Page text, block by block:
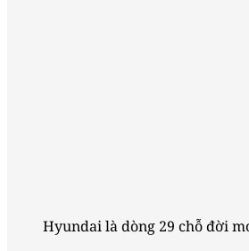
Hyundai là dòng 29 chỗ đời